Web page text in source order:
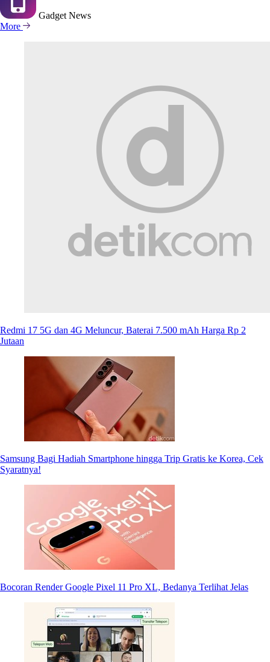
Gadget News
More
Redmi 17 5G dan 4G Meluncur, Baterai 7.500 mAh Harga Rp 2
Jutaan
Samsung Bagi Hadiah Smartphone hingga Trip Gratis ke Korea, Cek
Syaratnya!
Bocoran Render Google Pixel 11 Pro XL, Bedanya Terlihat Jelas